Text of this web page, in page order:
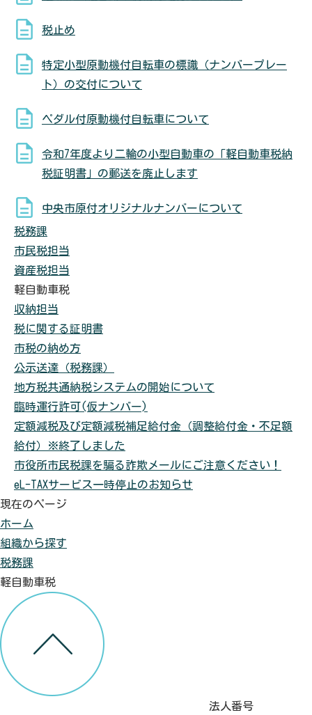
税止め
特定小型原動機付自転車の標識（ナンバープレー
ト）の交付について
ペダル付原動機付自転車について
令和7年度より二輪の小型自動車の「軽自動車税納
税証明書」の郵送を廃止します
中央市原付オリジナルナンバーについて
税務課
市民税担当
資産税担当
軽自動車税
収納担当
税に関する証明書
市税の納め方
公示送達（税務課）
地方税共通納税システムの開始について
臨時運行許可(仮ナンバー)
定額減税及び定額減税補足給付金（調整給付金・不足額
給付）※終了しました
市役所市民税課を騙る詐欺メールにご注意ください！
eL-TAXサービス一時停止のお知らせ
現在のページ
ホーム
組織から探す
税務課
軽自動車税
法人番号